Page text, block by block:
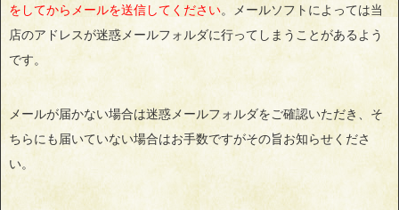
をしてからメールを送信してください。メールソフトによっては当
店のアドレスが迷惑メールフォルダに行ってしまうことがあるよう
です。
メールが届かない場合は迷惑メールフォルダをご確認いただき、そ
ちらにも届いていない場合はお手数ですがその旨お知らせくださ
い。